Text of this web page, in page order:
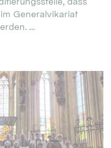
Generalvikariat
...